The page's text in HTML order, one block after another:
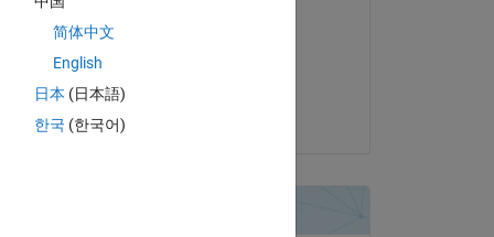
Acceptée :
简体中文
English
日本 (日本語)
한국 (한국어)